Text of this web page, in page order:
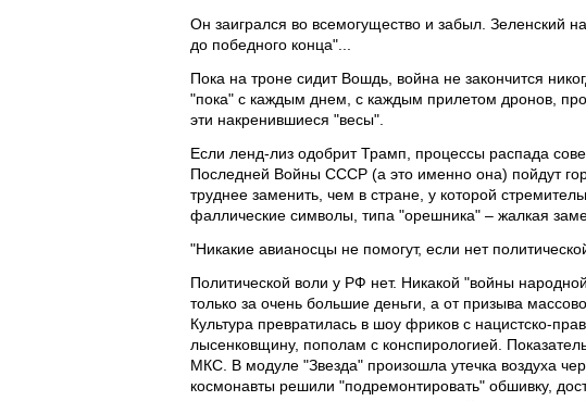
Он заигрался во всемогущество и забыл. Зеленский
до победного конца"...
Пока на троне сидит Вошдь, война не закончится
"пока" с каждым днем, с каждым прилетом дронов,
эти накренившиеся "весы".
Если ленд-лиз одобрит Трамп, процессы распада
Последней Войны СССР (а это именно она) пойдут
труднее заменить, чем в стране, у которой
фаллические символы, типа "орешника" – жалкая
"Никакие авианосцы не помогут, если нет
Политической воли у РФ нет. Никакой "войны
только за очень большие деньги, а от призыва
Культура превратилась в шоу фриков с нацистско-
лысенковщину, пополам с конспирологией.
МКС. В модуле "Звезда" произошла утечка воздуха
космонавты решили "подремонтировать" обшивку,